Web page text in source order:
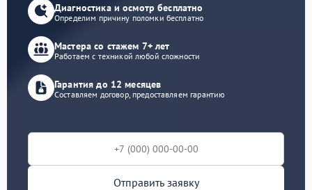
Диагностика и осмотр бесплатно
Определим причину поломки бесплатно
Мастера со стажем 7+ лет
Работаем с техникой любой сложности
Гарантия до 12 месяцев
Составляем договор, предоставляем гарантию
Отправить заявку